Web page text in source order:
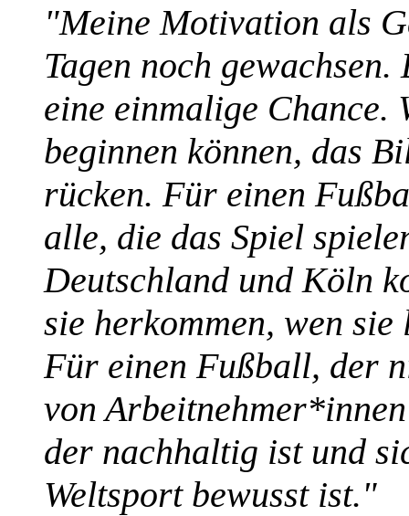
"Meine Motivation als
Tagen noch
eine einmalige Chance.
beginnen können, das
rücken. Für einen
alle, die das Spiel
Deutschland und Köln
sie herkommen, wen
Für einen Fußball, der
von
der nachhaltig ist und
Weltsport bewusst ist."